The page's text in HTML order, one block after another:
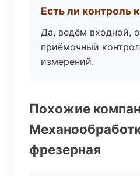
Есть ли контроль
Да, ведём входной,
приёмочный
измерений.
Похожие
фрезерная